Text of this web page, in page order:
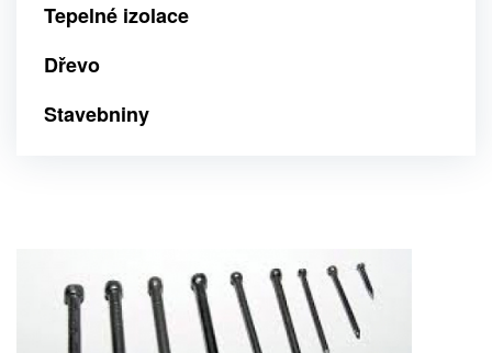
Tepelné izolace
Dřevo
Stavebniny